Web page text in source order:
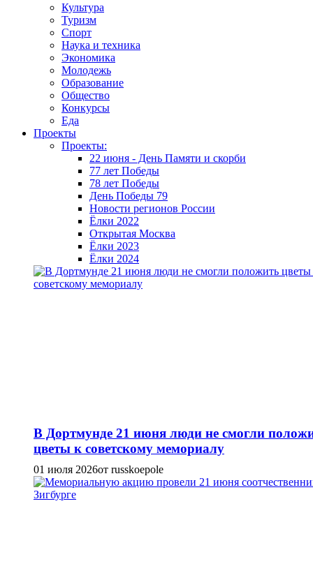
Культура
Туризм
Спорт
Наука и техника
Экономика
Молодежь
Образование
Общество
Конкурсы
Еда
Проекты
Проекты:
22 июня - День Памяти и скорби
77 лет Победы
78 лет Победы
День Победы 79
Новости регионов России
Ёлки 2022
Открытая Москва
Ёлки 2023
Ёлки 2024
В Дортмунде 21 июня люди не смогли
цветы к советскому мемориалу
01 июля 2026от russkoepole